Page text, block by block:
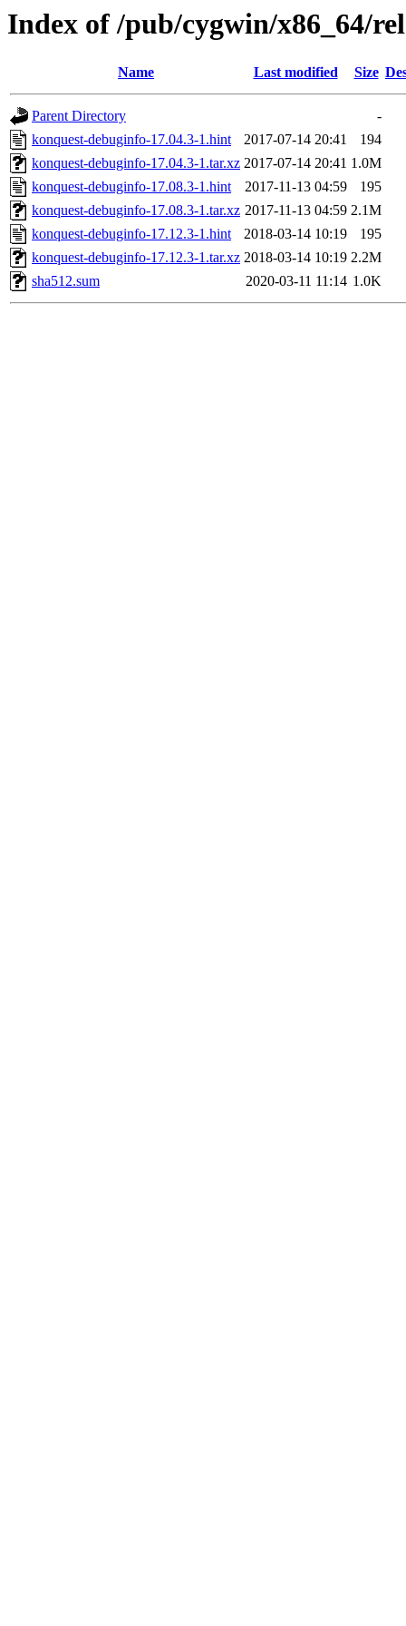
Index of /pub/cygwin/x86_64/
Name Last modified Size
Parent Directory
-
konquest-debuginfo-17.04.3-1.hint
2017-07-14 20:41
194
konquest-debuginfo-17.04.3-1.tar.xz 2017-07-14 20:41 1.0M
konquest-debuginfo-17.08.3-1.hint
2017-11-13 04:59
195
konquest-debuginfo-17.08.3-1.tar.xz 2017-11-13 04:59 2.1M
konquest-debuginfo-17.12.3-1.hint
2018-03-14 10:19
195
konquest-debuginfo-17.12.3-1.tar.xz 2018-03-14 10:19 2.2M
sha512.sum
2020-03-11 11:14 1.0K